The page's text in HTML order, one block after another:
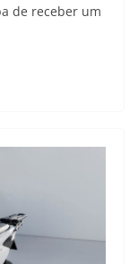
de receber um